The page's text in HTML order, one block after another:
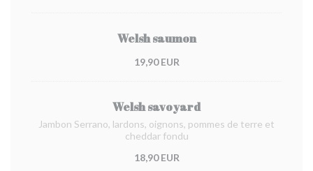
Welsh saumon
19,90 EUR
Welsh savoyard
Jambon Serrano, lardons, oignons, pommes de terre et
cheddar fondu
18,90 EUR